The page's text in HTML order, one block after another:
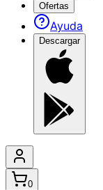
Ofertas
Ayuda
Descargar
0